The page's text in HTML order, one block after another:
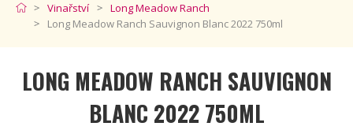
Vinařství
Long Meadow Ranch
Long Meadow Ranch Sauvignon Blanc 2022 750ml
LONG MEADOW RANCH SAUVIGNON
BLANC 2022 750ML